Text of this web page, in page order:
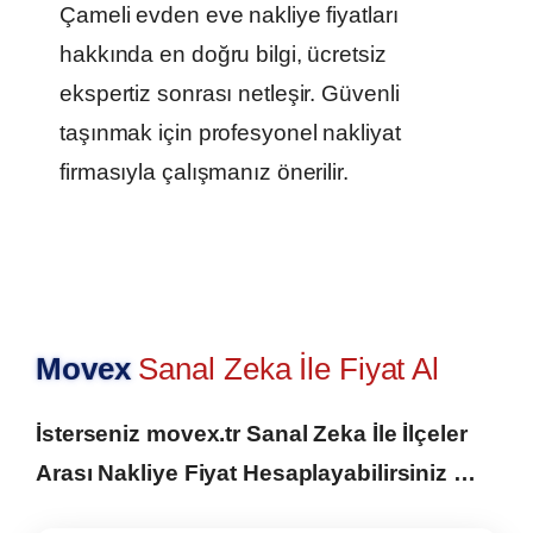
Çameli evden eve nakliye fiyatları
hakkında en doğru bilgi, ücretsiz
ekspertiz sonrası netleşir. Güvenli
taşınmak için profesyonel nakliyat
firmasıyla çalışmanız önerilir.
MovexSanal Zeka İle Fiyat Al
İsterseniz movex.tr Sanal Zeka İle İlçeler
Arası Nakliye Fiyat Hesaplayabilirsiniz …